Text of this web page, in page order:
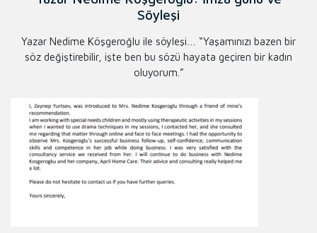
Söyleşi
Yazar Nedime Köşgeroğlu ile söyleşi… “Yaşamınızı bazen bir
söz değiştirebilir, işte ben bu sözü hayata geçiren bir kadın
oluyorum.”